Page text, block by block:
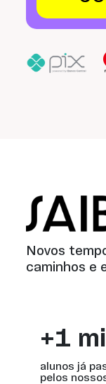
Saibalá
Novos
caminhos e
+1
alunos já
pelos